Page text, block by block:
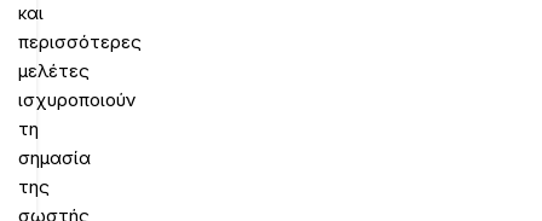
και
περισσότερες
μελέτες
ισχυροποιούν
τη
σημασία
της
σωστής